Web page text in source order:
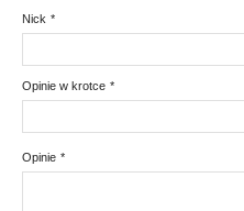
*
Nick
*
Opinie w krotce
*
Opinie